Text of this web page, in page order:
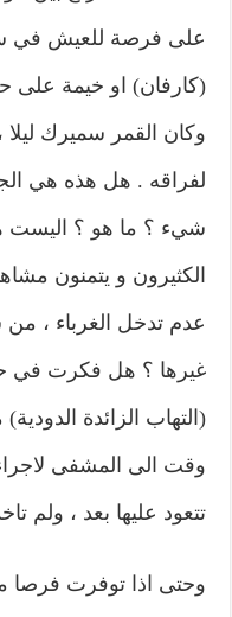
على فرصة للعيش في
(كارفان) او خيمة على
وكان القمر سميرك
لفراقه . هل هذه هي
شيء ؟ ما هو ؟ اليست
الكثيرون و يتمنون
عدم تدخل الغرباء ، من
غيرها ؟ هل فكرت
(التهاب الزائدة
وقت الى المشفى
تتعود عليها بعد ، ولم
وحتى اذا توفرت فرصا